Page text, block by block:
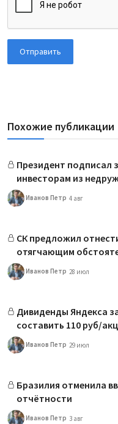
Отправить
Похожие публикации
Президент подписал
инвесторам из
Иванов Петр 4 авг
СК предложил
отягчающим
Иванов Петр 28 июл
Дивиденды Яндекса
составить 110 руб/
Иванов Петр 29 июл
Бразилия отменила
отчётности
Иванов Петр 3 авг